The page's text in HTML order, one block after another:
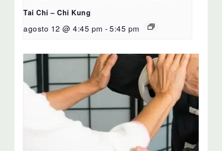
Tai Chi – Chi Kung
agosto 12 @ 4:45 pm -5:45 pm